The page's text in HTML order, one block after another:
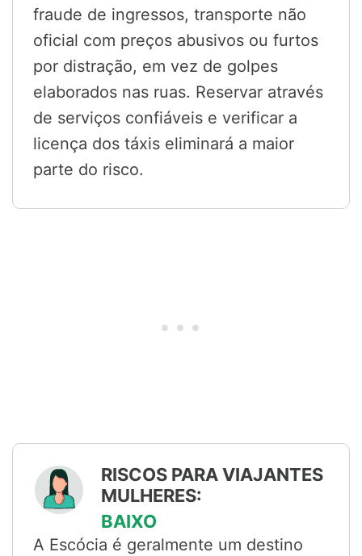
fraude de ingressos, transporte não
oficial com preços abusivos ou furtos
por distração, em vez de golpes
elaborados nas ruas. Reservar através
de serviços confiáveis e verificar a
licença dos táxis eliminará a maior
parte do risco.
RISCOS PARA VIAJANTES
MULHERES:
BAIXO
A Escócia é geralmente um destino